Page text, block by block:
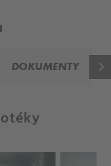
keyboard_arrow_right
DOKUMENTY